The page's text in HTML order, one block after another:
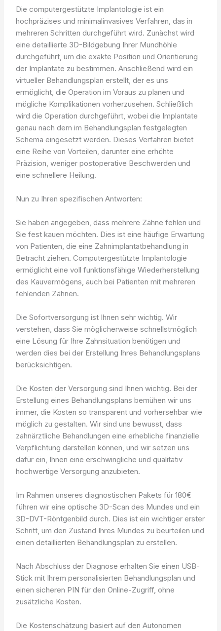
Die computergestützte Implantologie ist ein
hochpräzises und minimalinvasives Verfahren, das in
mehreren Schritten durchgeführt wird. Zunächst wird
eine detaillierte 3D-Bildgebung Ihrer Mundhöhle
durchgeführt, um die exakte Position und Orientierung
der Implantate zu bestimmen. Anschließend wird ein
virtueller Behandlungsplan erstellt, der es uns
ermöglicht, die Operation im Voraus zu planen und
mögliche Komplikationen vorherzusehen. Schließlich
wird die Operation durchgeführt, wobei die Implantate
genau nach dem im Behandlungsplan festgelegten
Schema eingesetzt werden. Dieses Verfahren bietet
eine Reihe von Vorteilen, darunter eine erhöhte
Präzision, weniger postoperative Beschwerden und
eine schnellere Heilung.
Nun zu Ihren spezifischen Antworten:
Sie haben angegeben, dass mehrere Zähne fehlen und
Sie fest kauen möchten. Dies ist eine häufige Erwartung
von Patienten, die eine Zahnimplantatbehandlung in
Betracht ziehen. Computergestützte Implantologie
ermöglicht eine voll funktionsfähige Wiederherstellung
des Kauvermögens, auch bei Patienten mit mehreren
fehlenden Zähnen.
Die Sofortversorgung ist Ihnen sehr wichtig. Wir
verstehen, dass Sie möglicherweise schnellstmöglich
eine Lösung für Ihre Zahnsituation benötigen und
werden dies bei der Erstellung Ihres Behandlungsplans
berücksichtigen.
Die Kosten der Versorgung sind Ihnen wichtig. Bei der
Erstellung eines Behandlungsplans bemühen wir uns
immer, die Kosten so transparent und vorhersehbar wie
möglich zu gestalten. Wir sind uns bewusst, dass
zahnärztliche Behandlungen eine erhebliche finanzielle
Verpflichtung darstellen können, und wir setzen uns
dafür ein, Ihnen eine erschwingliche und qualitativ
hochwertige Versorgung anzubieten.
Im Rahmen unseres diagnostischen Pakets für 180€
führen wir eine optische 3D-Scan des Mundes und ein
3D-DVT-Röntgenbild durch. Dies ist ein wichtiger erster
Schritt, um den Zustand Ihres Mundes zu beurteilen und
einen detaillierten Behandlungsplan zu erstellen.
Nach Abschluss der Diagnose erhalten Sie einen USB-
Stick mit Ihrem personalisierten Behandlungsplan und
einen sicheren PIN für den Online-Zugriff, ohne
zusätzliche Kosten.
Die Kostenschätzung basiert auf den Autonomen